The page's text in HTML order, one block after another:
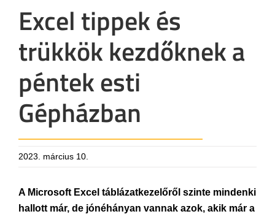
Excel tippek és
trükkök kezdőknek a
péntek esti
Gépházban
2023. március 10.
A Microsoft Excel táblázatkezelőről szinte mindenki
hallott már, de jónéhányan vannak azok, akik már a